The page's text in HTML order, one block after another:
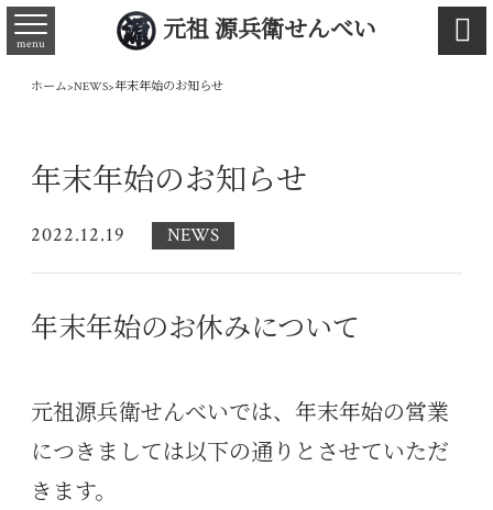
元祖 源兵衛せんべい
menu 
ホーム>NEWS>年末年始のお知らせ
年末年始のお知らせ
2022.12.19 NEWS
年末年始のお休みについて
元祖源兵衛せんべいでは、年末年始の営業
につきましては以下の通りとさせていただ
きます。